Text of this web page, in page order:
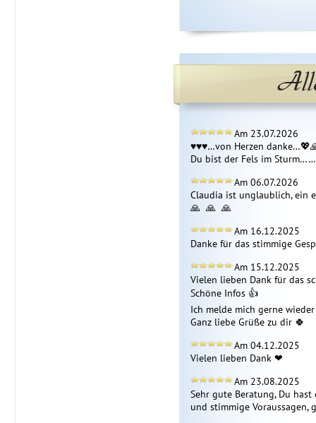
Am 23.07.2026
♥️♥️♥️…von Herzen
Du bist der Fels im
Am 06.07.2026
Claudia ist unglaublich, ein
🙏  🙏  🙏
Am 16.12.2025
Danke für das stimmige
Am 15.12.2025
Vielen lieben Dank für das
Schöne Infos 👍
Ich melde mich gerne
Ganz liebe Grüße zu dir 🍀
Am 04.12.2025
Vielen lieben Dank ❤ ️
Am 23.08.2025
Sehr gute Beratung, Du
und stimmige Voraussagen,